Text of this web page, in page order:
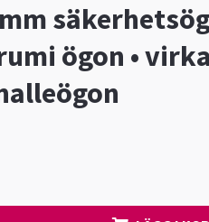
ögon •